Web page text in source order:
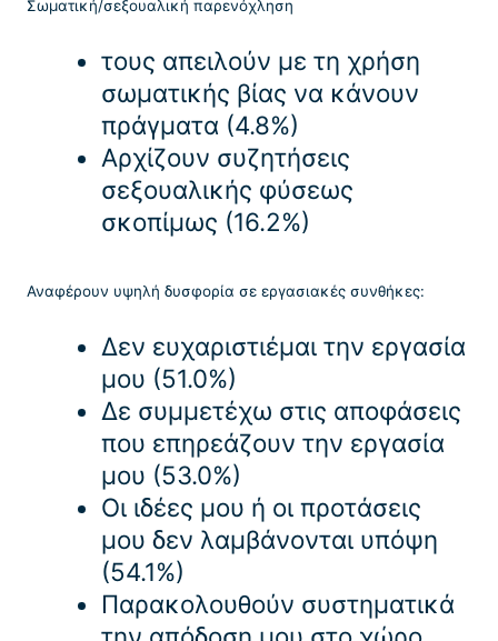
Σωματική/σεξουαλική παρενόχληση
τους απειλούν με τη χρήση
σωματικής βίας να κάνουν
πράγματα (4.8%)
Αρχίζουν συζητήσεις
σεξουαλικής φύσεως
σκοπίμως (16.2%)
Αναφέρουν υψηλή δυσφορία σε εργασιακές συνθήκες:
Δεν ευχαριστιέμαι την εργασία
μου (51.0%)
Δε συμμετέχω στις αποφάσεις
που επηρεάζουν την εργασία
μου (53.0%)
Οι ιδέες μου ή οι προτάσεις
μου δεν λαμβάνονται υπόψη
(54.1%)
Παρακολουθούν συστηματικά